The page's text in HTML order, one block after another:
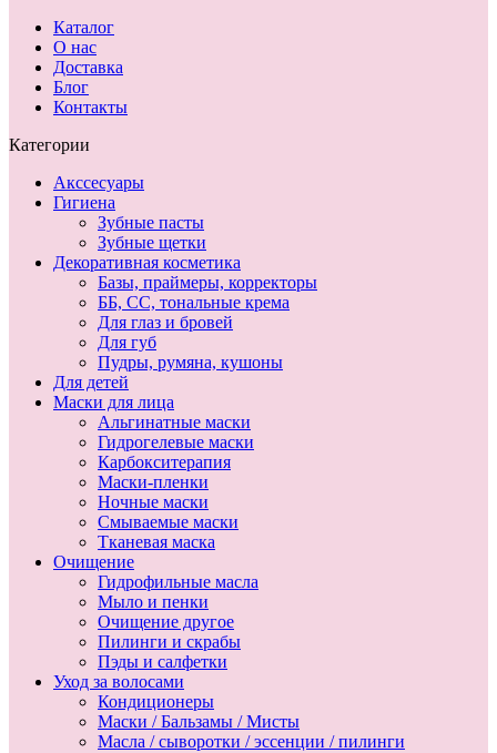
Каталог
О нас
Доставка
Блог
Контакты
Категории
Акссесуары
Гигиена
Зубные пасты
Зубные щетки
Декоративная косметика
Базы, праймеры, корректоры
ББ, СС, тональные крема
Для глаз и бровей
Для губ
Пудры, румяна, кушоны
Для детей
Маски для лица
Альгинатные маски
Гидрогелевые маски
Карбокситерапия
Маски-пленки
Ночные маски
Смываемые маски
Тканевая маска
Очищение
Гидрофильные масла
Мыло и пенки
Очищение другое
Пилинги и скрабы
Пэды и салфетки
Уход за волосами
Кондиционеры
Маски / Бальзамы / Мисты
Масла / сыворотки / эссенции / пилинги